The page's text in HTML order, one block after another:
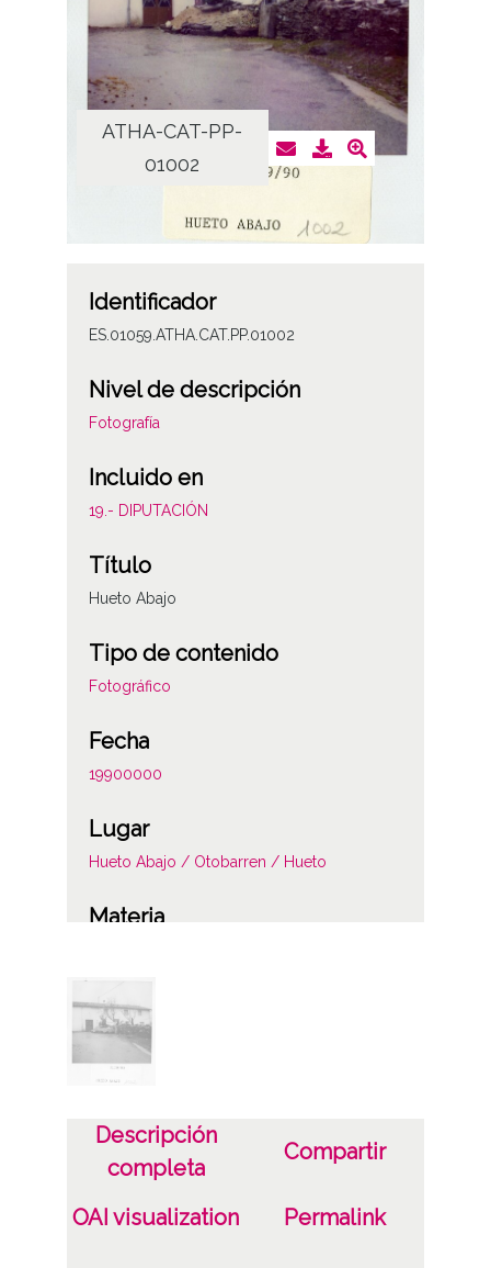
ATHA-CAT-PP-
01002
Identificador
ES.01059.ATHA.CAT.PP.01002
Nivel de descripción
Fotografía
Incluido en
19.- DIPUTACIÓN
Título
Hueto Abajo
Tipo de contenido
Fotográfico
Fecha
19900000
Lugar
Hueto Abajo / Otobarren / Hueto
Materia
Notas
1159/90
CC BY-NC-SA 4.0
Descripción
completa
Compartir
OAI visualization Permalink